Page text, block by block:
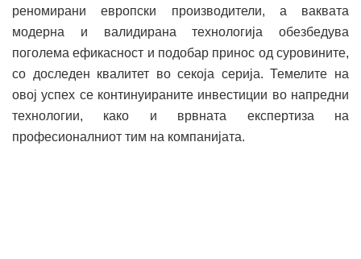
реномирани европски производители, а ваквата
модерна и валидирана технологија обезбедува
поголема ефикасност и подобар принос од суровините,
со доследен квалитет во секоја серија. Темелите на
овој успех се континуираните инвестиции во напредни
технологии, како и врвната експертиза на
професионалниот тим на компанијата.